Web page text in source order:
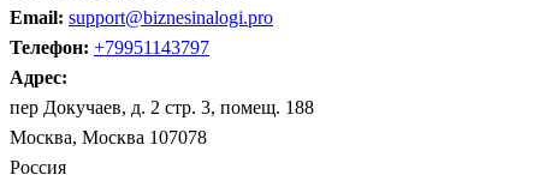
Email: support@biznesinalogi.pro
Телефон: +79951143797
Адрес:
пер Докучаев, д. 2 стр. 3, помещ. 188
Москва, Москва 107078
Россия